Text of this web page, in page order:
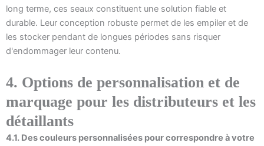
long terme, ces seaux constituent une solution fiable et
durable. Leur conception robuste permet de les empiler et de
les stocker pendant de longues périodes sans risquer
d'endommager leur contenu.
4. Options de personnalisation et de
marquage pour les distributeurs et les
détaillants
4.1. Des couleurs personnalisées pour correspondre à votre